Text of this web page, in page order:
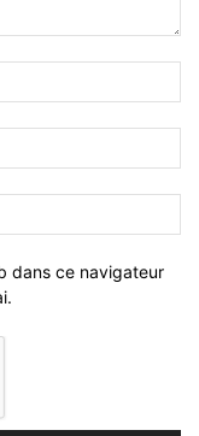
dans ce navigateur